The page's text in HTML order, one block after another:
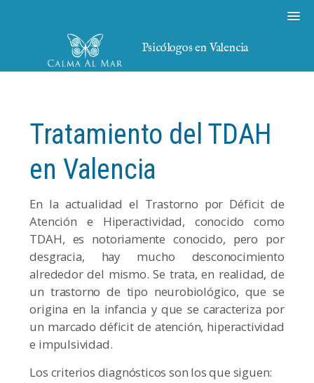
Psicólogos en Valencia
Tratamiento del TDAH
en Valencia
En la actualidad el Trastorno por Déficit de
Atención e Hiperactividad, conocido como
TDAH, es notoriamente conocido, pero por
desgracia, hay mucho desconocimiento
alrededor del mismo. Se trata, en realidad, de
un trastorno de tipo neurobiológico, que se
origina en la infancia y que se caracteriza por
un marcado déficit de atención, hiperactividad
e impulsividad.
Los criterios diagnósticos son los que siguen: